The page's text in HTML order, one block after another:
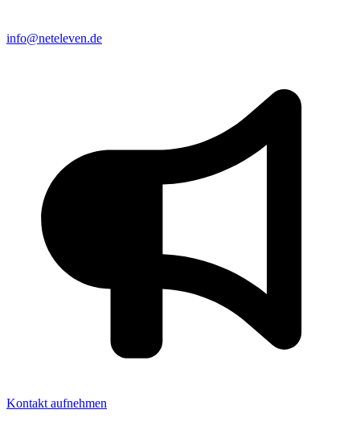
info@neteleven.de
Kontakt aufnehmen